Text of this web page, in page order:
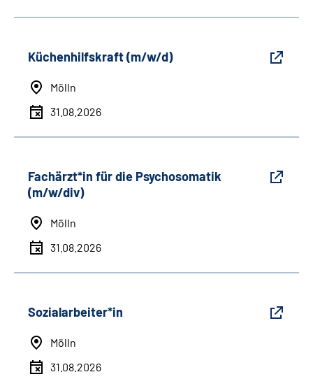
Küchenhilfskraft (m/w/d)
Mölln
31.08.2026
Fachärzt*in für die Psychosomatik
(m/w/div)
Mölln
31.08.2026
Sozialarbeiter*in
Mölln
31.08.2026